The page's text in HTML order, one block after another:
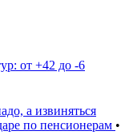
от +42 до -6
а извиняться
по пенсионерам •